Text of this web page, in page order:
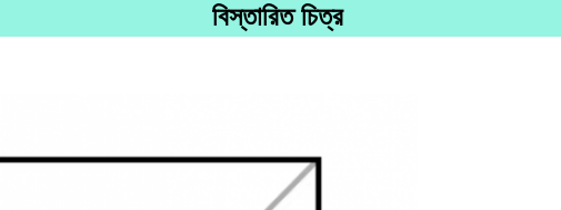
বিস্তারিত চিত্র